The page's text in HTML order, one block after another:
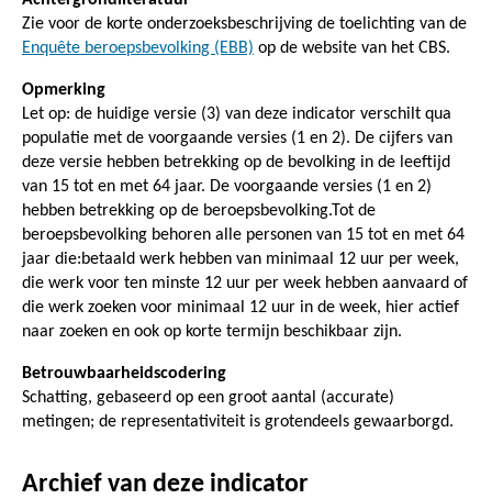
Zie voor de korte onderzoeksbeschrijving de toelichting van de
Enquête beroepsbevolking (EBB) op de website van het CBS.
Opmerking
Let op: de huidige versie (3) van deze indicator verschilt qua
populatie met de voorgaande versies (1 en 2). De cijfers van
deze versie hebben betrekking op de bevolking in de leeftijd
van 15 tot en met 64 jaar. De voorgaande versies (1 en 2)
hebben betrekking op de beroepsbevolking.Tot de
beroepsbevolking behoren alle personen van 15 tot en met 64
jaar die:betaald werk hebben van minimaal 12 uur per week,
die werk voor ten minste 12 uur per week hebben aanvaard of
die werk zoeken voor minimaal 12 uur in de week, hier actief
naar zoeken en ook op korte termijn beschikbaar zijn.
Betrouwbaarheidscodering
Schatting, gebaseerd op een groot aantal (accurate)
metingen; de representativiteit is grotendeels gewaarborgd.
Archief van deze indicator